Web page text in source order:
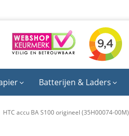
Batterijen & Laders
HTC accu BA S100 origineel (35H00074-00M)